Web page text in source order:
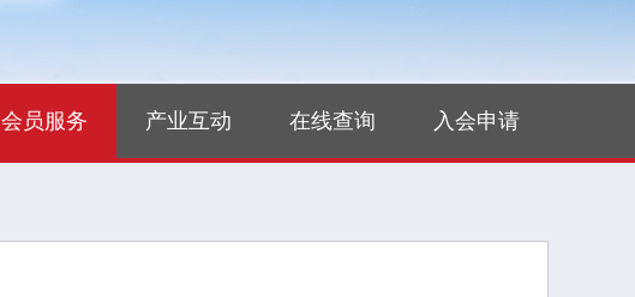
会员服务 产业互动 在线查询 入会申请